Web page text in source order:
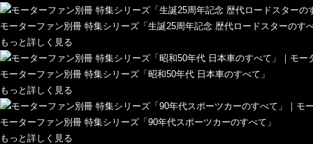
モーターファン別冊 特集シリーズ「生誕25周年記念 歴代ロードスターのす
もっと詳しく見る
モーターファン別冊 特集シリーズ「昭和50年代 日本車のすべて」
もっと詳しく見る
モーターファン別冊 特集シリーズ「90年代スポーツカーのすべて」
もっと詳しく見る